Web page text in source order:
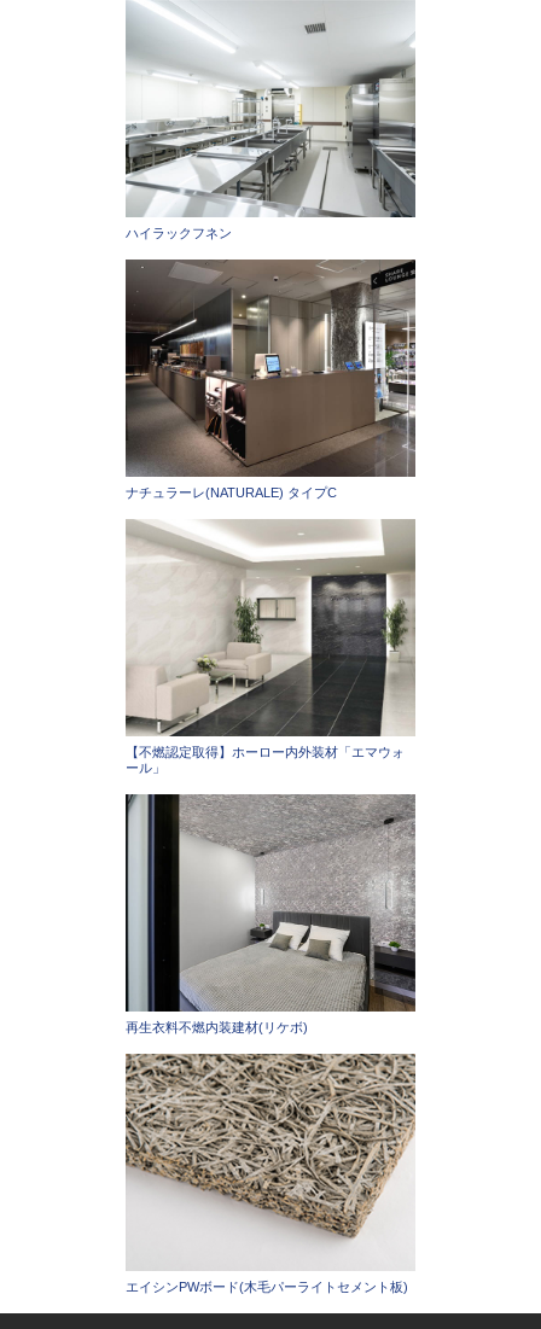
ハイラックフネン
ナチュラーレ(NATURALE) タイプC
【不燃認定取得】ホーロー内外装材「エマウォ
ール」
再生衣料不燃内装建材(リケボ)
エイシンPWボード(木毛パーライトセメント板)